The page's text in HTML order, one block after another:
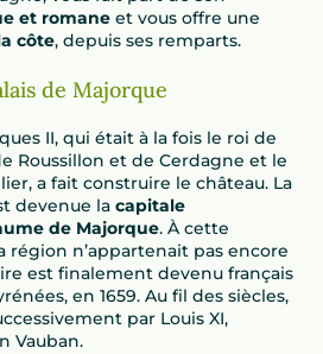
et romane et vous offre une
côte, depuis ses remparts.
de Majorque
II, qui était à la fois le roi de
Roussillon et de Cerdagne et le
a fait construire le château. La
devenue la capitale
de Majorque. À cette
région n’appartenait pas encore
est finalement devenu français
en 1659. Au fil des siècles,
par Louis XI,
Vauban.